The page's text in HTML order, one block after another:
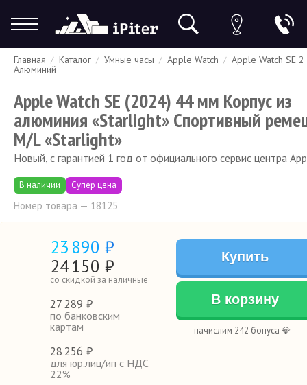
Гарантия Доставка и оплата Спецпредложения Скидки
Главная Каталог Умные часы Apple Watch Apple Watch SE 2
Алюминий
Apple Watch SE (2024) 44 мм Корпус из
алюминия «Starlight» Спортивный
M/L «Starlight»
Новый, с гарантией 1 год от официального сервис центра
В наличии Супер цена
Номер товара — 18125
23 890 ₽
24150 ₽
со скидкой за наличные
27289 ₽
по банковским
картам
28256 ₽
для юр.лиц/ип с НДС
22%
Купить
В корзину
начислим 242 бонуса 💎